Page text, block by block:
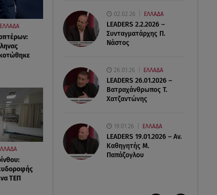
02.02.26 ΕΛΛΑΔΑ
LEADERS 2.2.2026 –
Συνταγματάρχης Π.
Νάστος
26.01.26 ΕΛΛΑΔΑ
LEADERS 26.01.2026 –
Βατραχάνθρωπος Τ.
Χατζαντώνης
19.01.26 ΕΛΛΑΔΑ
LEADERS 19.01.2026 – Αν.
Καθηγητής Μ.
Παπάζογλου
ΕΛΛΑΔΑ
ΤΕΠ